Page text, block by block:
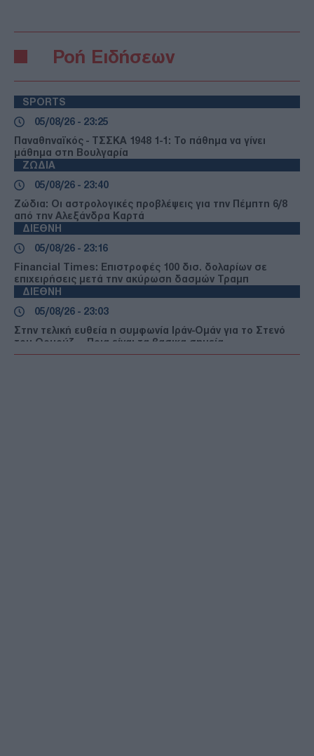
Ροή Ειδήσεων
SPORTS
05/08/26 - 23:25
Παναθηναϊκός - ΤΣΣΚΑ 1948 1-1: Το πάθημα να γίνει
μάθημα στη Βουλγαρία
ΖΩΔΙΑ
05/08/26 - 23:40
Ζώδια: Οι αστρολογικές προβλέψεις για την Πέμπτη 6/8
από την Αλεξάνδρα Καρτά
ΔΙΕΘΝΗ
05/08/26 - 23:16
Financial Times: Επιστροφές 100 δισ. δολαρίων σε
επιχειρήσεις μετά την ακύρωση δασμών Τραμπ
ΔΙΕΘΝΗ
05/08/26 - 23:03
Στην τελική ευθεία η συμφωνία Ιράν-Ομάν για το Στενό
του Ορμούζ — Ποια είναι τα βασικα σημεία
ΔΙΕΘΝΗ